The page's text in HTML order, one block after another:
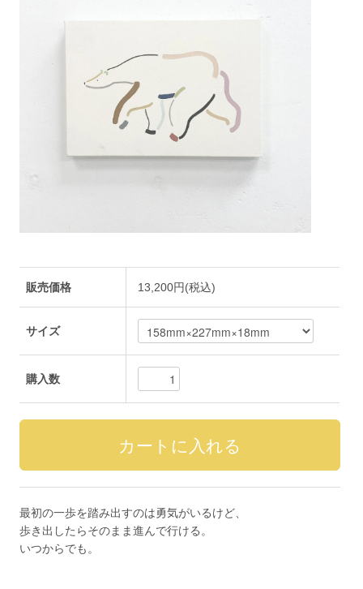
販売価格 13,200円(税込)
サイズ
購入数
最初の一歩を踏み出すのは勇気がいるけど、
歩き出したらそのまま進んで行ける。
いつからでも。